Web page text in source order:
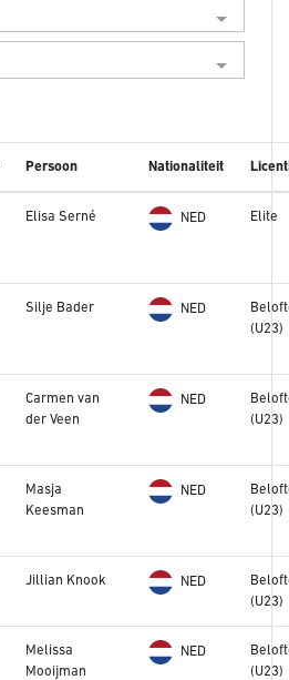
Persoon Nationaliteit
Elisa Serné NED Elite
Silje Bader NED
(U23)
Carmen van
der Veen
NED
(U23)
Masja
Keesman
NED
(U23)
Jillian Knook NED
(U23)
Melissa
Mooijman
NED
(U23)